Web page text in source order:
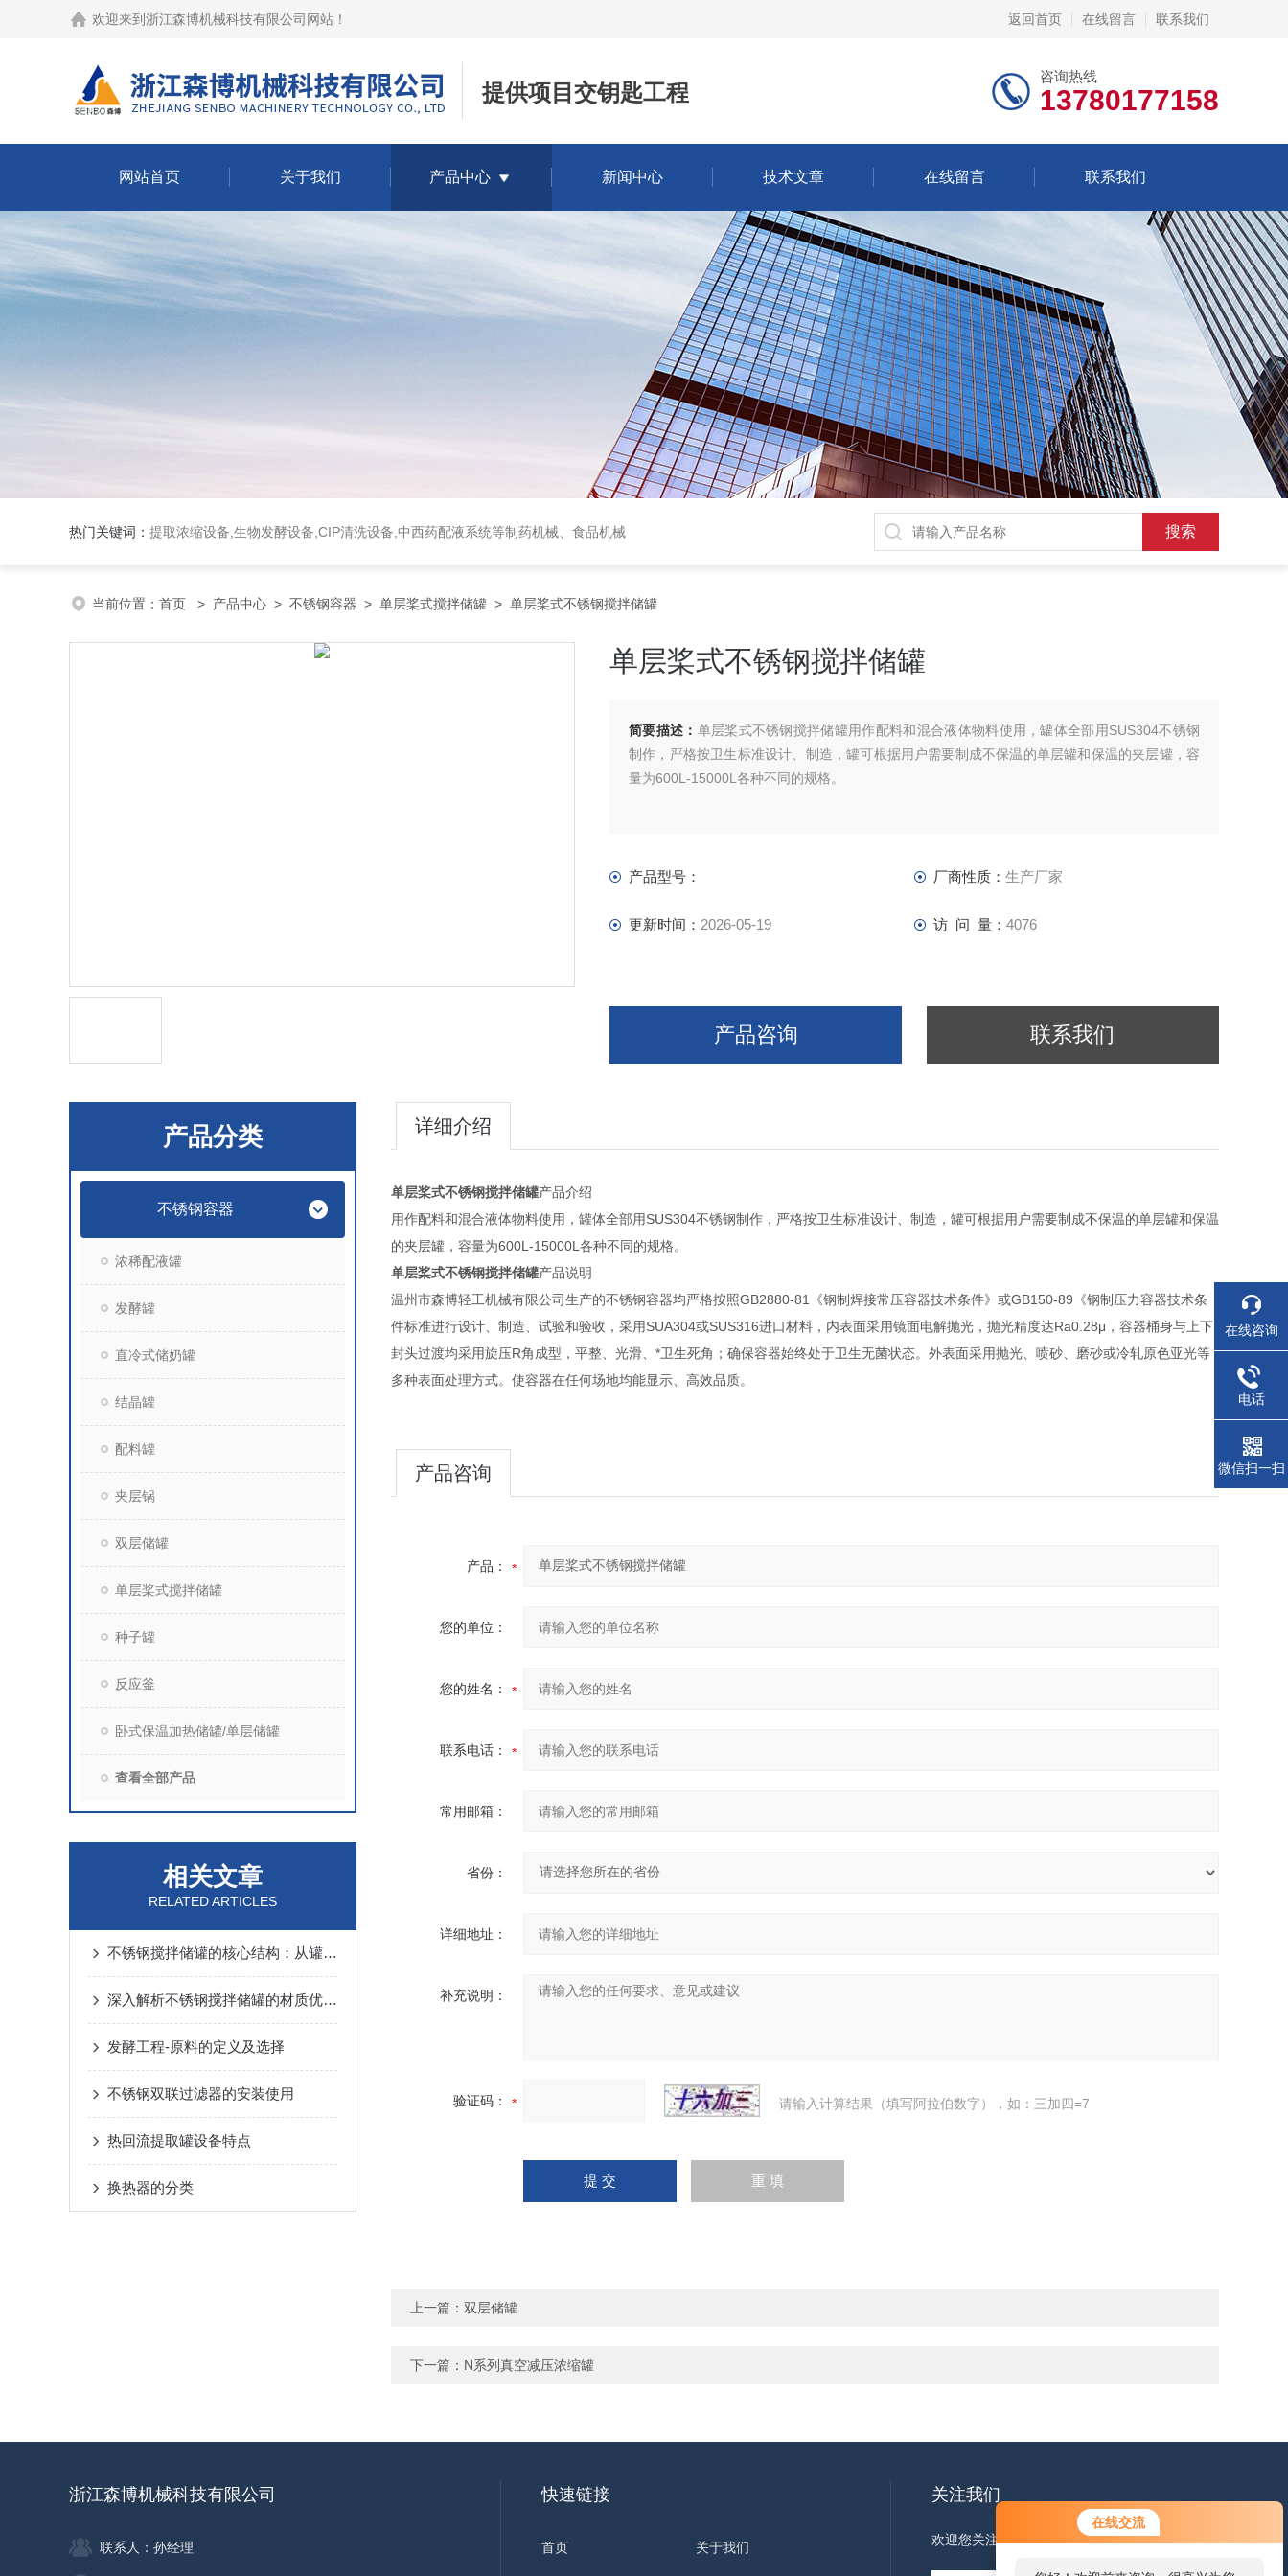
在线交流
欢迎来到 浙江森博机械科技有限公司网站 ！ 返回首页 在线留言 联系我们
提供项目交钥匙工程
咨询热线
13780177158
网站首页 关于我们 产品中心 新闻中心 技术文章 在线留言 联系我们
热门关键词： 提取浓缩设备,生物发酵设备,CIP清洗设备,中西药配液系统等制药机械、食品机械
当前位置： 首页 > 产品中心 > 不锈钢容器 > 单层桨式搅拌储罐 > 单层桨式不锈钢搅拌储罐
单层桨式不锈钢搅拌储罐
简要描述： 单层桨式不锈钢搅拌储罐用作配料和混合液体物料使用，罐体全部用SUS304不锈钢
制作，严格按卫生标准设计、制造，罐可根据用户需要制成不保温的单层罐和保温的夹层罐，容
量为600L-15000L各种不同的规格。
产品型号： 厂商性质： 生产厂家
更新时间： 2026-05-19 访 问 量： 4076
产品咨询 联系我们
产品分类
不锈钢容器
浓稀配液罐
发酵罐
直冷式储奶罐
结晶罐
配料罐
夹层锅
双层储罐
单层桨式搅拌储罐
种子罐
反应釜
卧式保温加热储罐/单层储罐
查看全部产品
相关文章
RELATED ARTICLES
不锈钢搅拌储罐的核心结构：从罐体到搅拌系统的全流程解析
深入解析不锈钢搅拌储罐的材质优势与应用场景
发酵工程-原料的定义及选择
不锈钢双联过滤器的安装使用
热回流提取罐设备特点
换热器的分类
详细介绍
单层桨式不锈钢搅拌储罐产品介绍
用作配料和混合液体物料使用，罐体全部用SUS304不锈钢制作，严格按卫生标准设计、制造，罐可根据用户需要制成不保温的单层罐和保温
的夹层罐，容量为600L-15000L各种不同的规格。
单层桨式不锈钢搅拌储罐产品说明
温州市森博轻工机械有限公司生产的不锈钢容器均严格按照GB2880-81《钢制焊接常压容器技术条件》或GB150-89《钢制压力容器技术条
件标准进行设计、制造、试验和验收，采用SUA304或SUS316进口材料，内表面采用镜面电解抛光，抛光精度达Ra0.28μ，容器桶身与上下
封头过渡均采用旋压R角成型，平整、光滑、*卫生死角；确保容器始终处于卫生无菌状态。外表面采用抛光、喷砂、磨砂或冷轧原色亚光等
多种表面处理方式。使容器在任何场地均能显示、高效品质。
产品咨询
产品：
您的单位：
您的姓名：
联系电话：
常用邮箱：
省份：
详细地址：
补充说明：
验证码： 请输入计算结果（填写阿拉伯数字），如：三加四=7
上一篇： 双层储罐
下一篇： N系列真空减压浓缩罐
浙江森博机械科技有限公司
联系人：孙经理
快速链接
首页 关于我们
关注我们
欢迎您关注我们的微信公众号了解更多信息
在线咨询
电话
微信扫一扫